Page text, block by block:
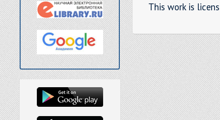
This work is